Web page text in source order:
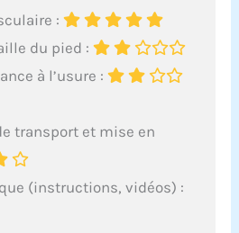
:
du pied :
à l’usure :
transport et mise en
(instructions, vidéos) :